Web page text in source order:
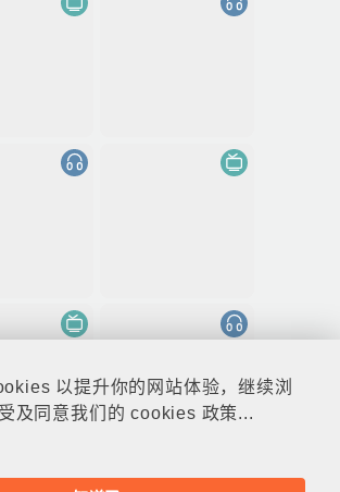
以提升你的网站体验，继续浏
及同意我们的 cookies 政策...